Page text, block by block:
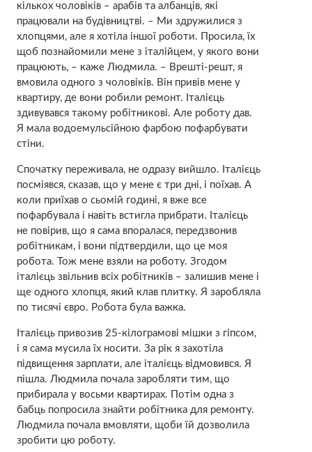
кількох чоловіків – арабів та албанців, які
працювали на будівництві. – Ми здружилися з
хлопцями, але я хотіла іншої роботи. Просила, їх
щоб познайомили мене з італійцем, у якого вони
працюють, – каже Людмила. – Врешті-решт, я
вмовила одного з чоловіків. Він привів мене у
квартиру, де вони робили ремонт. Італієць
здивувався такому робітникові. Але роботу дав.
Я мала водоемульсійною фарбою пофарбувати
стіни.
Спочатку переживала, не одразу вийшло. Італієць
посміявся, сказав, що у мене є три дні, і поїхав. А
коли приїхав о сьомій годині, я вже все
пофарбувала і навіть встигла прибрати. Італієць
не повірив, що я сама впоралася, передзвонив
робітникам, і вони підтвердили, що це моя
робота. Тож мене взяли на роботу. Згодом
італієць звільнив всіх робітників – залишив мене і
ще одного хлопця, який клав плитку. Я заробляла
по тисячі євро. Робота була важка.
Італієць привозив 25-кілограмові мішки з гіпсом,
і я сама мусила їх носити. За рік я захотіла
підвищення зарплати, але італієць відмовився. Я
пішла. Людмила почала заробляти тим, що
прибирала у восьми квартирах. Потім одна з
бабць попросила знайти робітника для ремонту.
Людмила почала вмовляти, щоби їй дозволила
зробити цю роботу.